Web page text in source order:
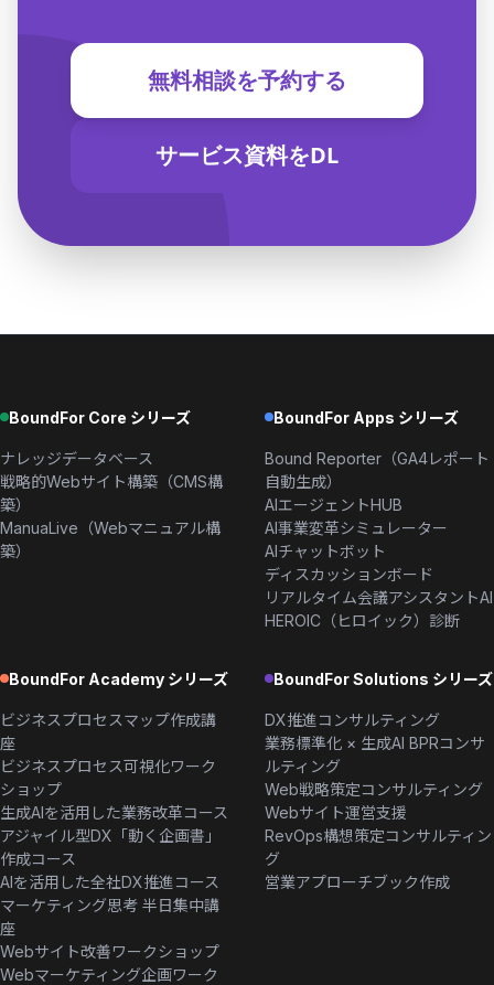
無料相談を予約する
サービス資料をDL
BoundFor Core シリーズ
ナレッジデータベース
戦略的Webサイト構築（CMS構
築）
ManuaLive（Webマニュアル構
築）
BoundFor Apps シリーズ
Bound Reporter（GA4レポート
自動生成）
AIエージェントHUB
AI事業変革シミュレーター
AIチャットボット
ディスカッションボード
リアルタイム会議アシスタントAI
HEROIC（ヒロイック）診断
BoundFor Academy シリーズ
ビジネスプロセスマップ作成講
座
ビジネスプロセス可視化ワーク
ショップ
生成AIを活用した業務改革コース
アジャイル型DX「動く企画書」
作成コース
AIを活用した全社DX推進コース
マーケティング思考 半日集中講
座
Webサイト改善ワークショップ
Webマーケティング企画ワーク
BoundFor Solutions シリーズ
DX推進コンサルティング
業務標準化 × 生成AI BPRコンサ
ルティング
Web戦略策定コンサルティング
Webサイト運営支援
RevOps構想策定コンサルティン
グ
営業アプローチブック作成